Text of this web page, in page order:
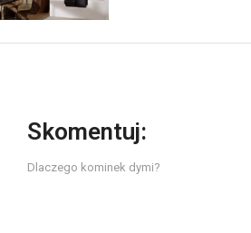
Skomentuj:
Dlaczego kominek dymi?